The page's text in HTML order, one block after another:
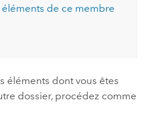
de ce membre
éléments dont vous êtes
dossier, procédez comme